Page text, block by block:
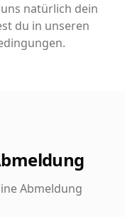
natürlich dein
du in unseren
Abmeldung